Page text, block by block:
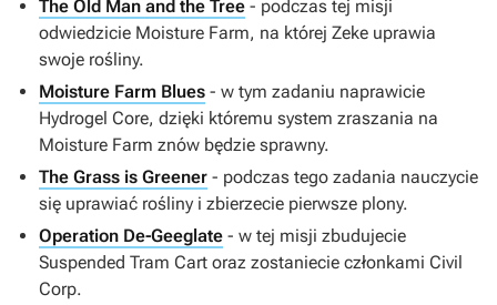
The Old Man and the Tree - podczas tej misji
odwiedzicie Moisture Farm, na której Zeke uprawia
swoje rośliny.
Moisture Farm Blues - w tym zadaniu naprawicie
Hydrogel Core, dzięki któremu system zraszania na
Moisture Farm znów będzie sprawny.
The Grass is Greener - podczas tego zadania nauczycie
się uprawiać rośliny i zbierzecie pierwsze plony.
Operation De-Geeglate - w tej misji zbudujecie
Suspended Tram Cart oraz zostaniecie członkami Civil
Corp.